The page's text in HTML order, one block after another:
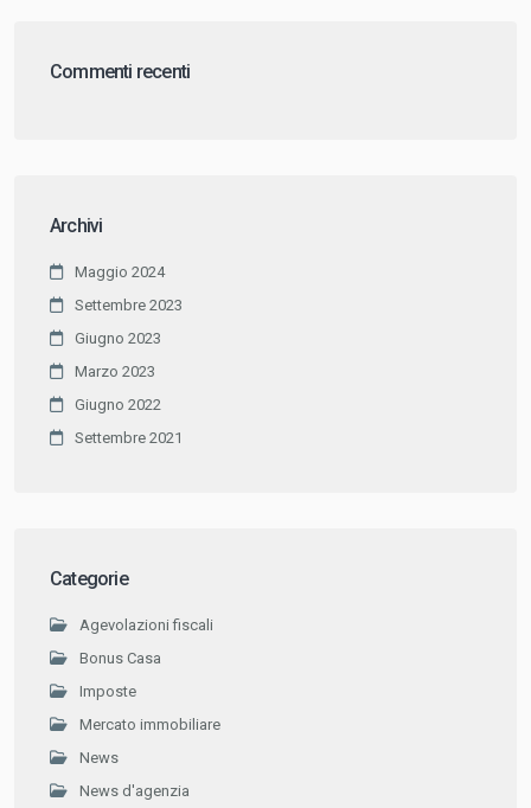
Commenti recenti
Archivi
Maggio 2024
Settembre 2023
Giugno 2023
Marzo 2023
Giugno 2022
Settembre 2021
Categorie
Agevolazioni fiscali
Bonus Casa
Imposte
Mercato immobiliare
News
News d'agenzia